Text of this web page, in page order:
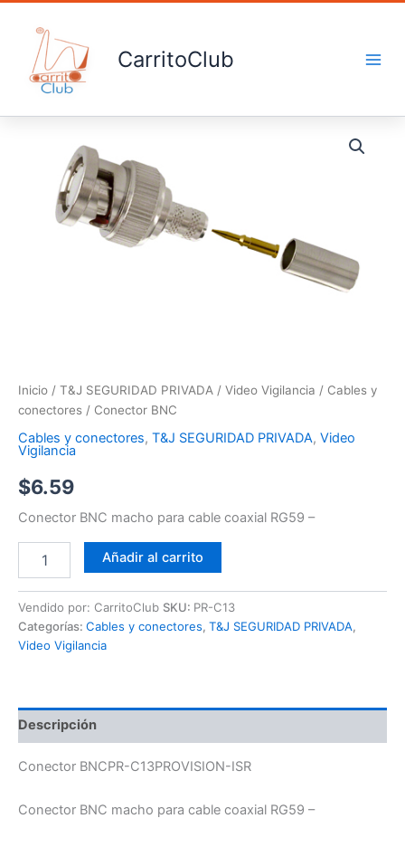
contenido
CarritoClub
Inicio / T&J SEGURIDAD PRIVADA / Video Vigilancia / Cables y
conectores / Conector BNC
Cables y conectores, T&J SEGURIDAD PRIVADA, Video
Vigilancia
$6.59
Conector BNC macho para cable coaxial RG59 –
cantidad
Añadir al carrito
Vendido por: CarritoClub SKU: PR-C13
Categorías: Cables y conectores, T&J SEGURIDAD PRIVADA,
Video Vigilancia
Descripción
Conector BNCPR-C13PROVISION-ISR
Conector BNC macho para cable coaxial RG59 –